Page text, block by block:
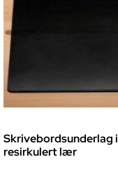
Skrivebordsunderlag i
resirkulert lær